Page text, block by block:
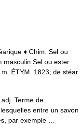
♦ Chim. Sel ou
masculin Sel ou ester
ÉTYM. 1823; de stéar
Terme de
entre un savon
par exemple …